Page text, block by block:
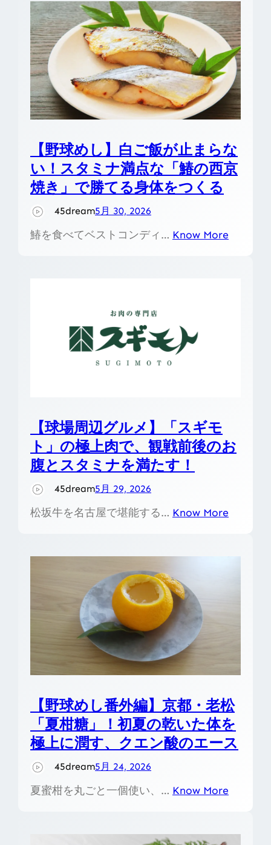
【野球めし】白ご飯が止まらな
い！スタミナ満点な「鰆の西京
焼き」で勝てる身体をつくる
45dream5月 30, 2026
鰆を食べてベストコンディ… Know More
【球場周辺グルメ】「スギモ
ト」の極上肉で、観戦前後のお
腹とスタミナを満たす！
45dream5月 29, 2026
松坂牛を名古屋で堪能する… Know More
【野球めし番外編】京都・老松
「夏柑糖」！初夏の乾いた体を
極上に潤す、クエン酸のエース
45dream5月 24, 2026
夏蜜柑を丸ごと一個使い、… Know More